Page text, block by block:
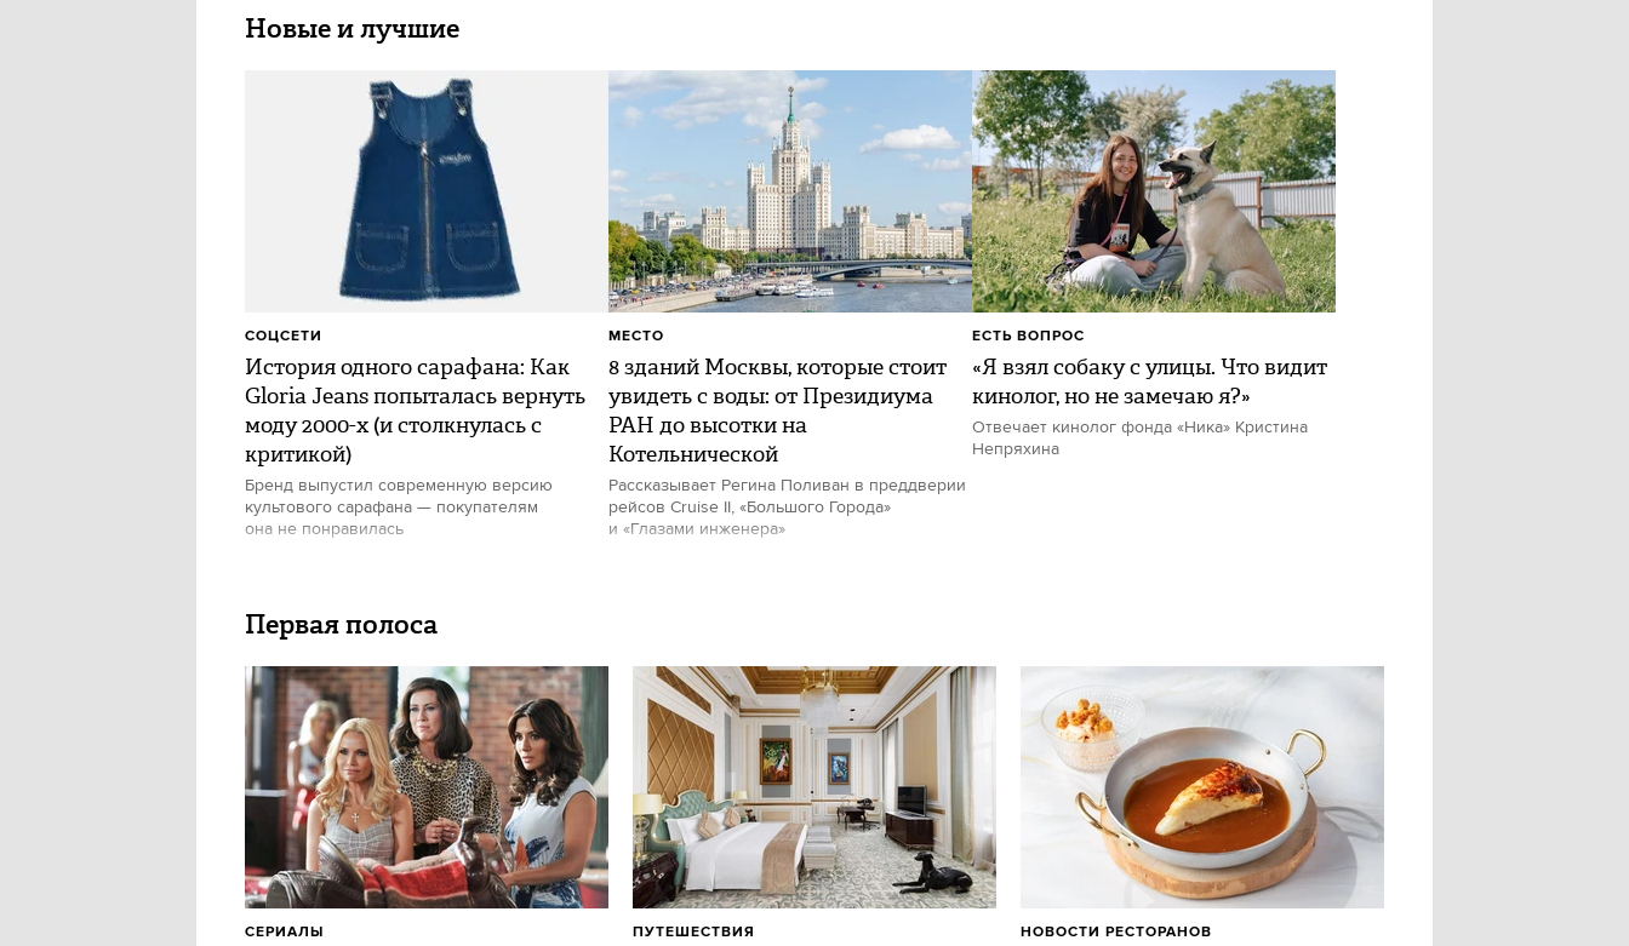
Новые и лучшие
История одного сарафана: Как
Gloria Jeans попыталась вернуть
моду 2000-х (и столкнулась с
критикой)
Бренд выпустил современную версию
культового сарафана — покупателям
она не понравилась
СОЦСЕТИ
8 зданий Москвы, которые стоит
увидеть с воды: от Президиума
РАН до высотки на
Котельнической
Рассказывает Регина Поливан в преддверии
рейсов Cruise II, «Большого Города»
и «Глазами инженера»
МЕСТО
«Я взял собаку с улицы. Что видит
кинолог, но не замечаю я?»
Отвечает кинолог фонда «Ника» Кристина
Непряхина
ЕСТЬ ВОПРОС
Первая полоса
СЕРИАЛЫ ПУТЕШЕСТВИЯ НОВОСТИ РЕСТОРАНОВ